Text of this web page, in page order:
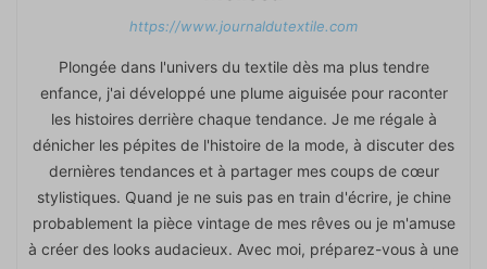
https://www.journaldutextile.com
Plongée dans l'univers du textile dès ma plus tendre
enfance, j'ai développé une plume aiguisée pour raconter
les histoires derrière chaque tendance. Je me régale à
dénicher les pépites de l'histoire de la mode, à discuter des
dernières tendances et à partager mes coups de cœur
stylistiques. Quand je ne suis pas en train d'écrire, je chine
probablement la pièce vintage de mes rêves ou je m'amuse
à créer des looks audacieux. Avec moi, préparez-vous à une